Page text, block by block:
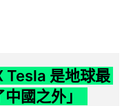
Tesla 是地球最
國之外」